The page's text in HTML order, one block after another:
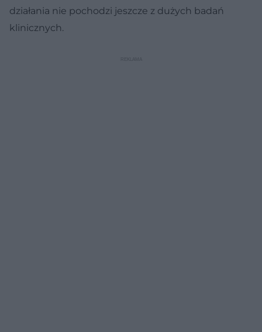
działania nie pochodzi jeszcze z dużych badań
klinicznych.